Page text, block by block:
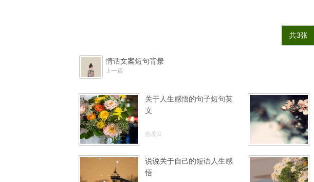
共3张
情话文案短句背景
上一篇
关于人生感悟的句子短句英
文
热度:0
说说关于自己的短语人生感
悟